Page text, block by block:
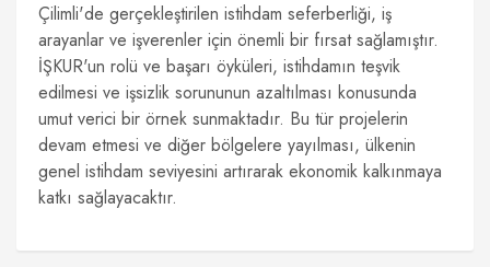
Çilimli'de gerçekleştirilen istihdam seferberliği, iş
arayanlar ve işverenler için önemli bir fırsat sağlamıştır.
İŞKUR'un rolü ve başarı öyküleri, istihdamın teşvik
edilmesi ve işsizlik sorununun azaltılması konusunda
umut verici bir örnek sunmaktadır. Bu tür projelerin
devam etmesi ve diğer bölgelere yayılması, ülkenin
genel istihdam seviyesini artırarak ekonomik kalkınmaya
katkı sağlayacaktır.